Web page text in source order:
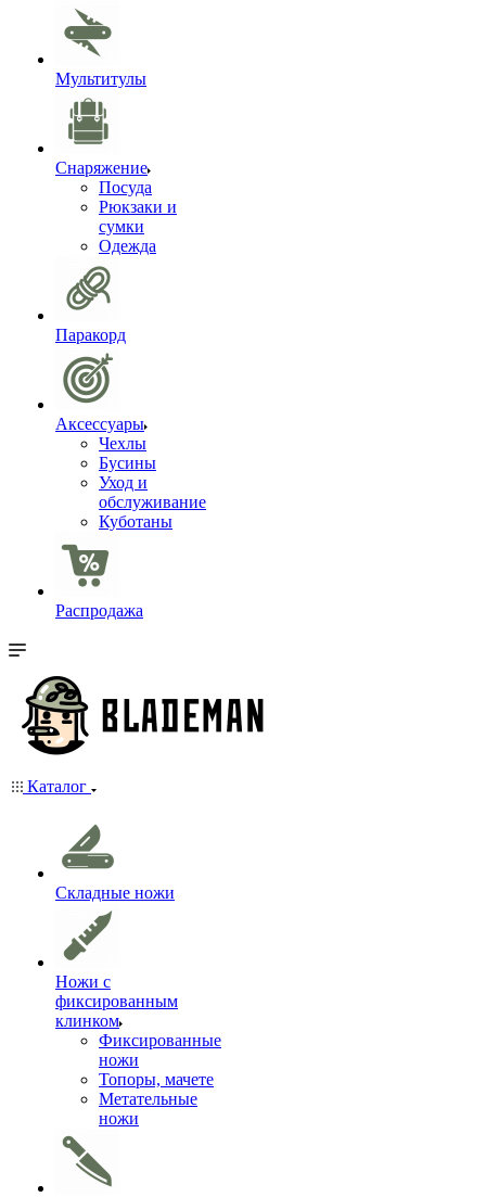
Мультитулы
Снаряжение
Посуда
Рюкзаки и
сумки
Одежда
Паракорд
Аксессуары
Чехлы
Бусины
Уход и
обслуживание
Куботаны
Распродажа
Каталог
Складные ножи
Ножи с
фиксированным
клинком
Фиксированные
ножи
Топоры, мачете
Метательные
ножи